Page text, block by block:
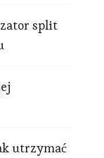
split
utrzymać